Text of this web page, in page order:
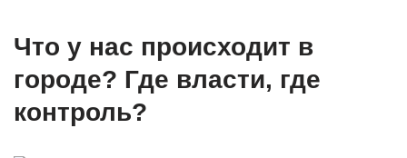
Что у нас происходит в
городе? Где власти, где
контроль?